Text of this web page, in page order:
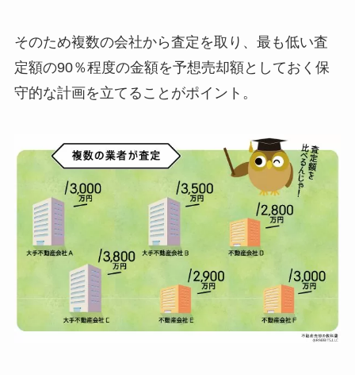
そのため複数の会社から査定を取り、最も低い査
定額の90％程度の金額を予想売却額としておく保
守的な計画を立てることがポイント。